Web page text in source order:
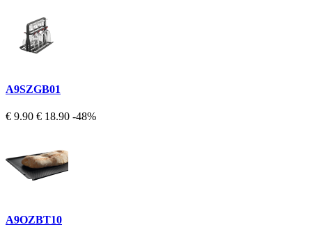
A9SZGB01
€ 9.90 € 18.90 -48%
A9OZBT10